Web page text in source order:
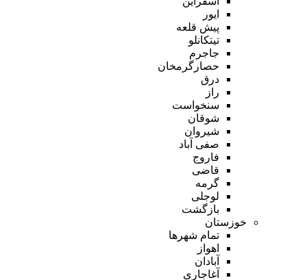
ایور
پیش قلعه
تیتکانلو
جاجرم
حصارگرمخان
درق
راز
سنخواست
شوقان
شیروان
صفی آباد
فاروج
قاضی
گرمه
لوجلی
بازگشت
خوزستان
تمام شهر‌ها
اهواز
آبادان
آغاجاری